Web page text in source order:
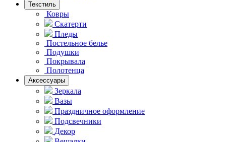
Текстиль
Ковры
Скатерти
Пледы
Постельное белье
Подушки
Покрывала
Полотенца
Аксессуары
Зеркала
Вазы
Праздничное оформление
Подсвечники
Декор